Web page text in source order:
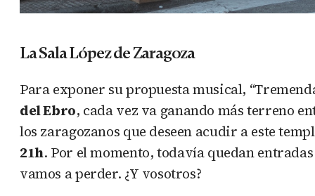
La Sala López de Zaragoza
Para exponer su propuesta musical,
del Ebro, cada vez va ganando más terreno
los zaragozanos que deseen acudir a este
21h. Por el momento, todavía quedan
vamos a perder. ¿Y vosotros?